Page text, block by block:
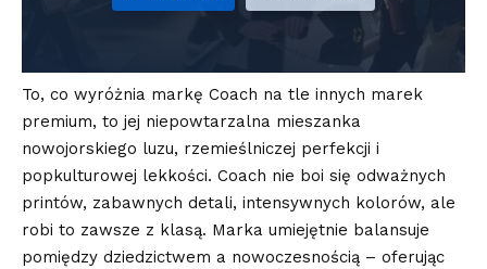
To, co wyróżnia markę Coach na tle innych marek
premium, to jej niepowtarzalna mieszanka
nowojorskiego luzu, rzemieślniczej perfekcji i
popkulturowej lekkości. Coach nie boi się odważnych
printów, zabawnych detali, intensywnych kolorów, ale
robi to zawsze z klasą. Marka umiejętnie balansuje
pomiędzy dziedzictwem a nowoczesnością – oferując